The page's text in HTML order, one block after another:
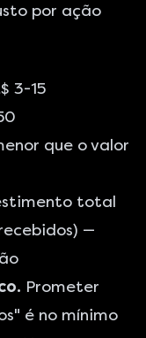
por ação
3-15
que o valor
total
—
Prometer
é no mínimo